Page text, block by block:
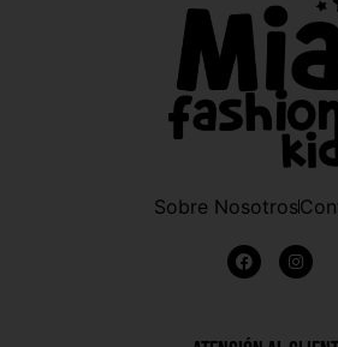
Sobre Nosotros